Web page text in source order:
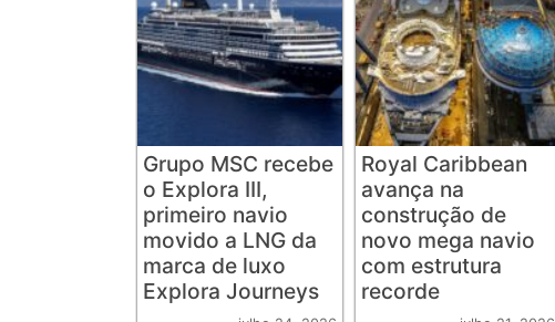
Grupo MSC recebe
o Explora III,
primeiro navio
movido a LNG da
marca de luxo
Explora Journeys
Royal Caribbean
avança na
construção de
novo mega navio
com estrutura
recorde